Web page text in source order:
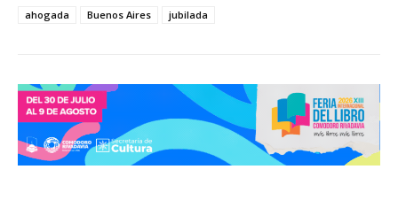
ahogada Buenos Aires jubilada